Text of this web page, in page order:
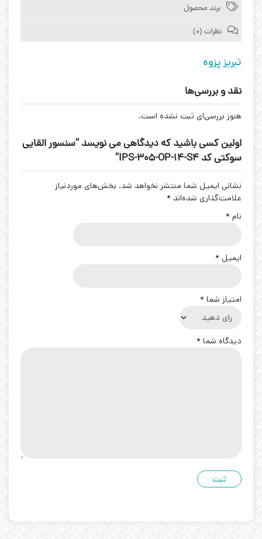
برند محصول
نظرات (0)
تبریز پزوه
نقد و بررسی‌ها
هنوز بررسی‌ای ثبت نشده است.
اولین کسی باشید که دیدگاهی می نویسد “سنسور القایی
سوکتی کد IPS-305-OP-14-S4”
نشانی ایمیل شما منتشر نخواهد شد. بخش‌های موردنیاز
علامت‌گذاری شده‌اند *
نام *
ایمیل *
امتیاز شما *
دیدگاه شما *